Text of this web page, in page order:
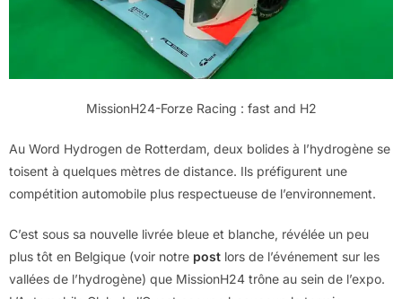
MissionH24-Forze Racing : fast and H2
Au Word Hydrogen de Rotterdam, deux bolides à l’hydrogène se
toisent à quelques mètres de distance. Ils préfigurent une
compétition automobile plus respectueuse de l’environnement.
C’est sous sa nouvelle livrée bleue et blanche, révélée un peu
plus tôt en Belgique (voir notre post lors de l’événement sur les
vallées de l’hydrogène) que MissionH24 trône au sein de l’expo.